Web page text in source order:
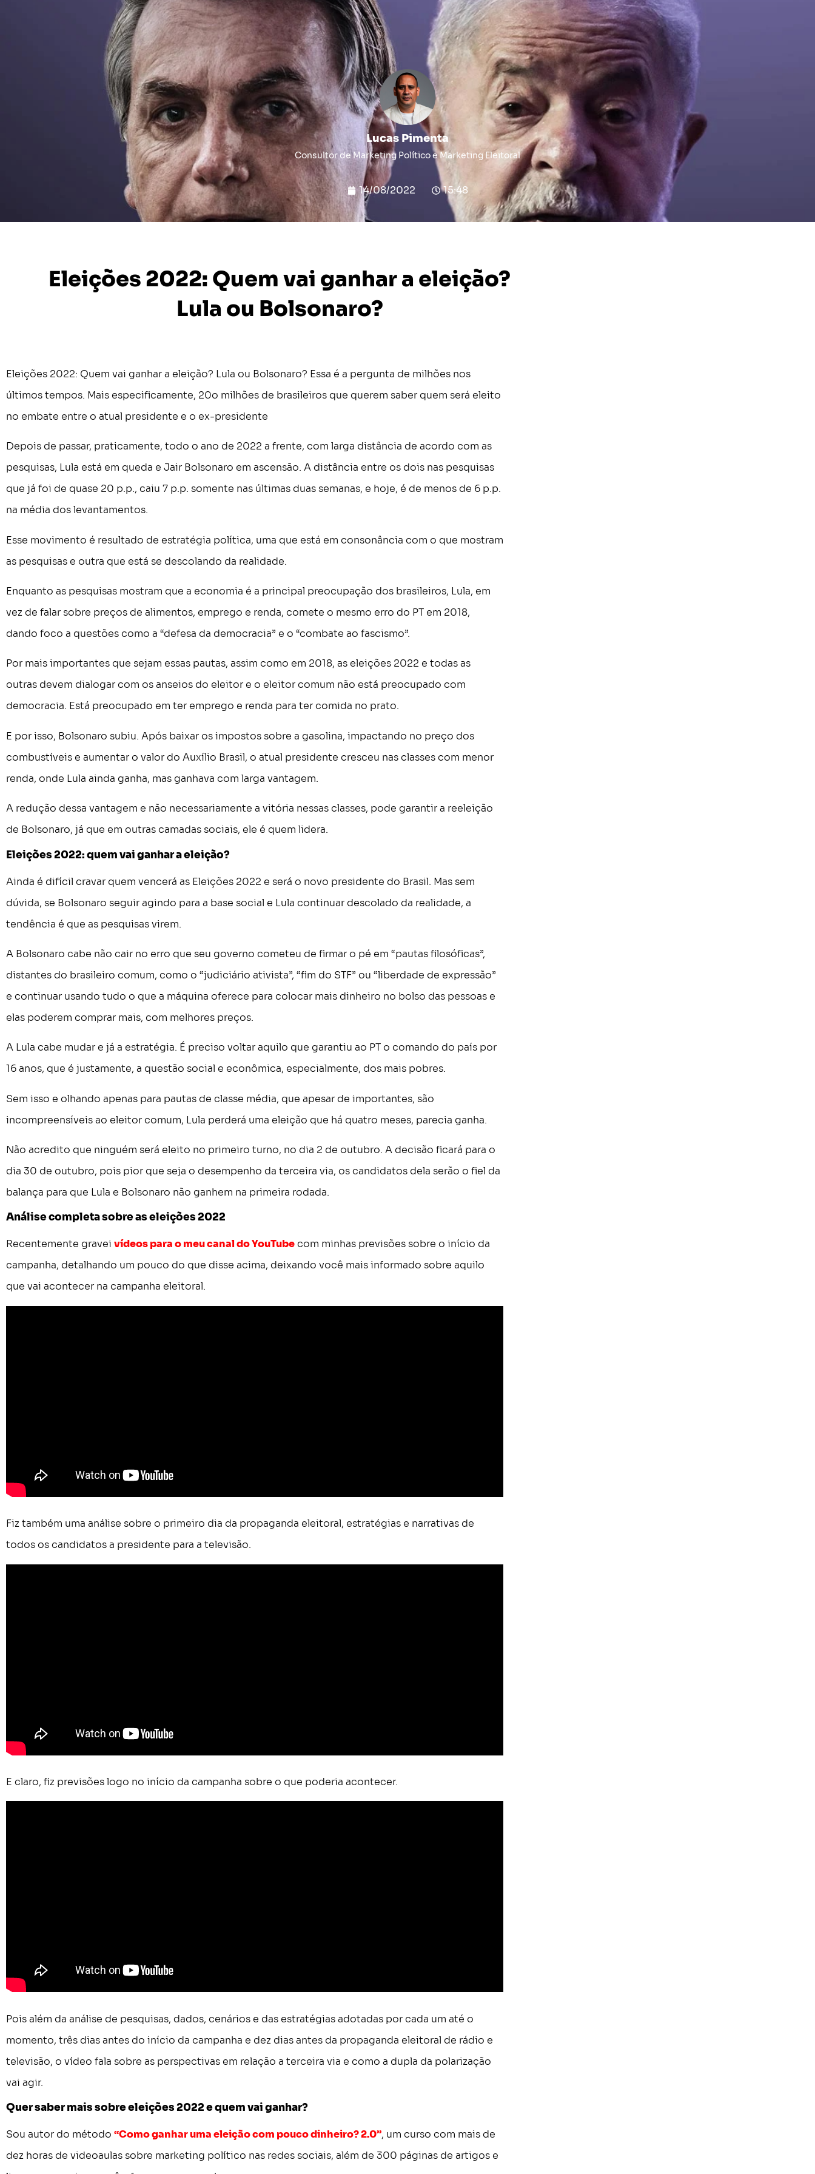
Lucas Pimenta
Consultor de Marketing Político e Marketing Eleitoral
14/08/2022 15:48
Eleições 2022: Quem vai ganhar a eleição?
Lula ou Bolsonaro?
Eleições 2022: Quem vai ganhar a eleição? Lula ou Bolsonaro? Essa é a pergunta de milhões nos
últimos tempos. Mais especificamente, 20o milhões de brasileiros que querem saber quem será eleito
no embate entre o atual presidente e o ex-presidente
Depois de passar, praticamente, todo o ano de 2022 a frente, com larga distância de acordo com as
pesquisas, Lula está em queda e Jair Bolsonaro em ascensão. A distância entre os dois nas pesquisas
que já foi de quase 20 p.p., caiu 7 p.p. somente nas últimas duas semanas, e hoje, é de menos de 6 p.p.
na média dos levantamentos.
Esse movimento é resultado de estratégia política, uma que está em consonância com o que mostram
as pesquisas e outra que está se descolando da realidade.
Enquanto as pesquisas mostram que a economia é a principal preocupação dos brasileiros, Lula, em
vez de falar sobre preços de alimentos, emprego e renda, comete o mesmo erro do PT em 2018,
dando foco a questões como a “defesa da democracia” e o “combate ao fascismo”.
Por mais importantes que sejam essas pautas, assim como em 2018, as eleições 2022 e todas as
outras devem dialogar com os anseios do eleitor e o eleitor comum não está preocupado com
democracia. Está preocupado em ter emprego e renda para ter comida no prato.
E por isso, Bolsonaro subiu. Após baixar os impostos sobre a gasolina, impactando no preço dos
combustíveis e aumentar o valor do Auxílio Brasil, o atual presidente cresceu nas classes com menor
renda, onde Lula ainda ganha, mas ganhava com larga vantagem.
A redução dessa vantagem e não necessariamente a vitória nessas classes, pode garantir a reeleição
de Bolsonaro, já que em outras camadas sociais, ele é quem lidera.
Eleições 2022: quem vai ganhar a eleição?
Ainda é difícil cravar quem vencerá as Eleições 2022 e será o novo presidente do Brasil. Mas sem
dúvida, se Bolsonaro seguir agindo para a base social e Lula continuar descolado da realidade, a
tendência é que as pesquisas virem.
A Bolsonaro cabe não cair no erro que seu governo cometeu de firmar o pé em “pautas filosóficas”,
distantes do brasileiro comum, como o “judiciário ativista”, “fim do STF” ou “liberdade de expressão”
e continuar usando tudo o que a máquina oferece para colocar mais dinheiro no bolso das pessoas e
elas poderem comprar mais, com melhores preços.
A Lula cabe mudar e já a estratégia. É preciso voltar aquilo que garantiu ao PT o comando do país por
16 anos, que é justamente, a questão social e econômica, especialmente, dos mais pobres.
Sem isso e olhando apenas para pautas de classe média, que apesar de importantes, são
incompreensíveis ao eleitor comum, Lula perderá uma eleição que há quatro meses, parecia ganha.
Não acredito que ninguém será eleito no primeiro turno, no dia 2 de outubro. A decisão ficará para o
dia 30 de outubro, pois pior que seja o desempenho da terceira via, os candidatos dela serão o fiel da
balança para que Lula e Bolsonaro não ganhem na primeira rodada.
Análise completa sobre as eleições 2022
Recentemente gravei vídeos para o meu canal do YouTubecom minhas previsões sobre o início da
campanha, detalhando um pouco do que disse acima, deixando você mais informado sobre aquilo
que vai acontecer na campanha eleitoral.
Fiz também uma análise sobre o primeiro dia da propaganda eleitoral, estratégias e narrativas de
todos os candidatos a presidente para a televisão.
E claro, fiz previsões logo no início da campanha sobre o que poderia acontecer.
Pois além da análise de pesquisas, dados, cenários e das estratégias adotadas por cada um até o
momento, três dias antes do início da campanha e dez dias antes da propaganda eleitoral de rádio e
televisão, o vídeo fala sobre as perspectivas em relação a terceira via e como a dupla da polarização
vai agir.
Quer saber mais sobre eleições 2022 e quem vai ganhar?
Sou autor do método “Como ganhar uma eleição com pouco dinheiro? 2.0”, um curso com mais de
dez horas de videoaulas sobre marketing político nas redes sociais, além de 300 páginas de artigos e